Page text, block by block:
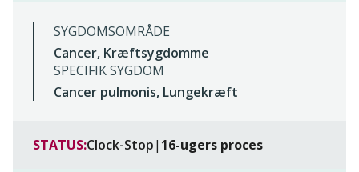
SYGDOMSOMRÅDE
Cancer, Kræftsygdomme
SPECIFIK SYGDOM
Cancer pulmonis, Lungekræft
STATUS:Clock-Stop| 16-ugers proces